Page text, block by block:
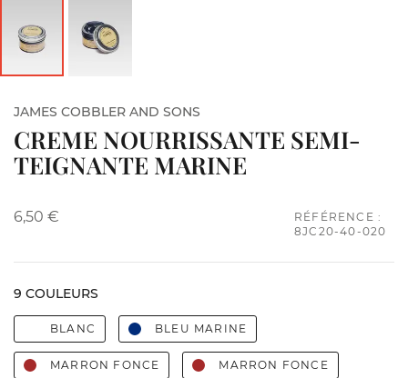
JAMES COBBLER AND SONS
CREME NOURRISSANTE SEMI-
TEIGNANTE MARINE
6,50 €
RÉFÉRENCE :
8JC20-40-020
9 COULEURS
BLANC BLEU MARINE
MARRON FONCE MARRON FONCE